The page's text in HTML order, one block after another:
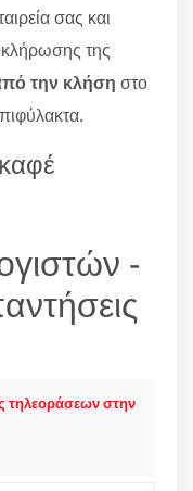
σας και
της
την κλήση στο
-
τηλεοράσεων στην